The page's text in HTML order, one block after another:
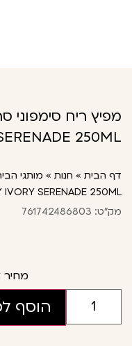
250ML
דף הבית » חנות » מותגי
IVORY SERENADE 250ML
מק"ט: 761742486803
מחיר ל100
הוסף